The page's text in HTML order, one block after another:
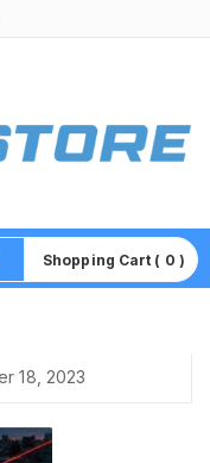
Shopping Cart ( 0 )
18, 2023